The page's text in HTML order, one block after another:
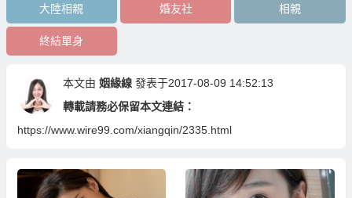
大陸相親 婚友社 相親
終結單身
本文由 姻緣線 發表于2017-08-09 14:52:13
轉載請務必保留本文連結：
https://www.wire99.com/xiangqin/2335.html